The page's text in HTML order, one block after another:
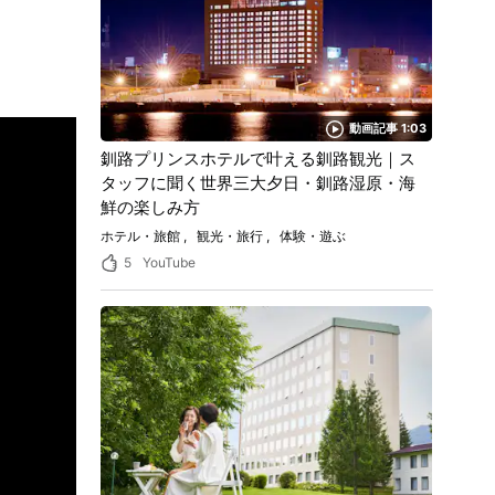
動画記事 1:03
釧路プリンスホテルで叶える釧路観光｜ス
タッフに聞く世界三大夕日・釧路湿原・海
鮮の楽しみ方
ホテル・旅館 観光・旅行
体験・遊ぶ
5
YouTube